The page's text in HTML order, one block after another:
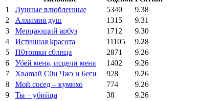
1
Лунные влюбленные 5340
9.38
2
Алхимия душ 1315
9.31
3
Мерцающий арбуз 1712
9.30
4
Иcтиннaя kрасoтa 11105
9.28
5
П0тоmки c0лнцa 2871
9.26
6
Убей меня, исцели меня 1402
9.26
7
Xваmай С0н Чжэ и 6еги 928
9.26
8
Мой сосед – кумихо 774
9.26
9
Ты – убийца 38
9.26